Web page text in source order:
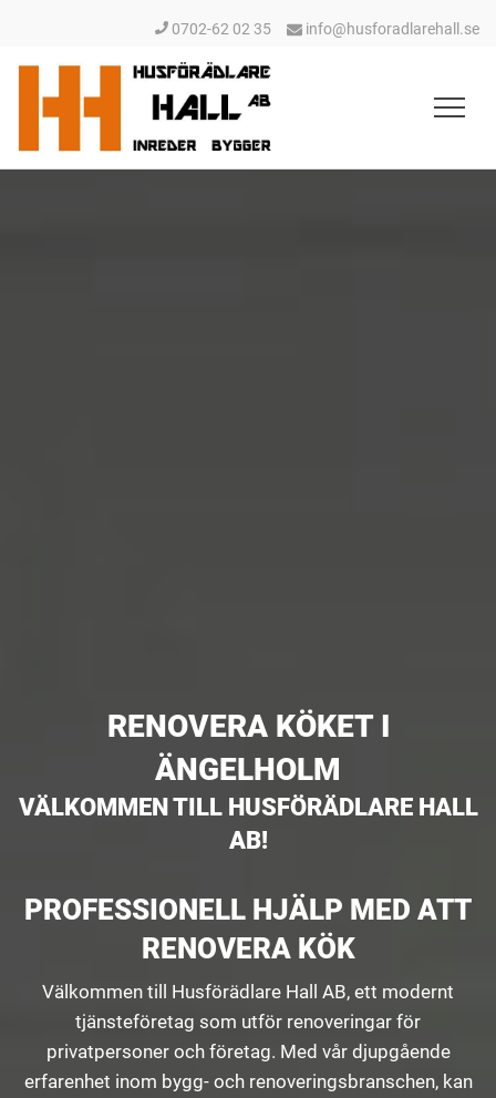
0702-62 02 35 info@husforadlarehall.se
RENOVERA KÖKET I
ÄNGELHOLM
VÄLKOMMEN TILL HUSFÖRÄDLARE HALL
AB!
PROFESSIONELL HJÄLP MED ATT
RENOVERA KÖK
Välkommen till Husförädlare Hall AB, ett modernt
tjänsteföretag som utför renoveringar för
privatpersoner och företag. Med vår djupgående
erfarenhet inom bygg- och renoveringsbranschen, kan